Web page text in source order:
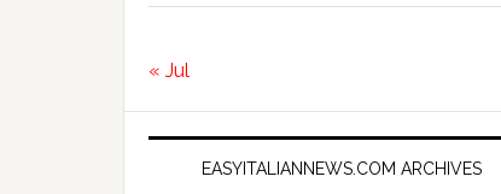
« Jul
EASYITALIANNEWS.COM ARCHIVES